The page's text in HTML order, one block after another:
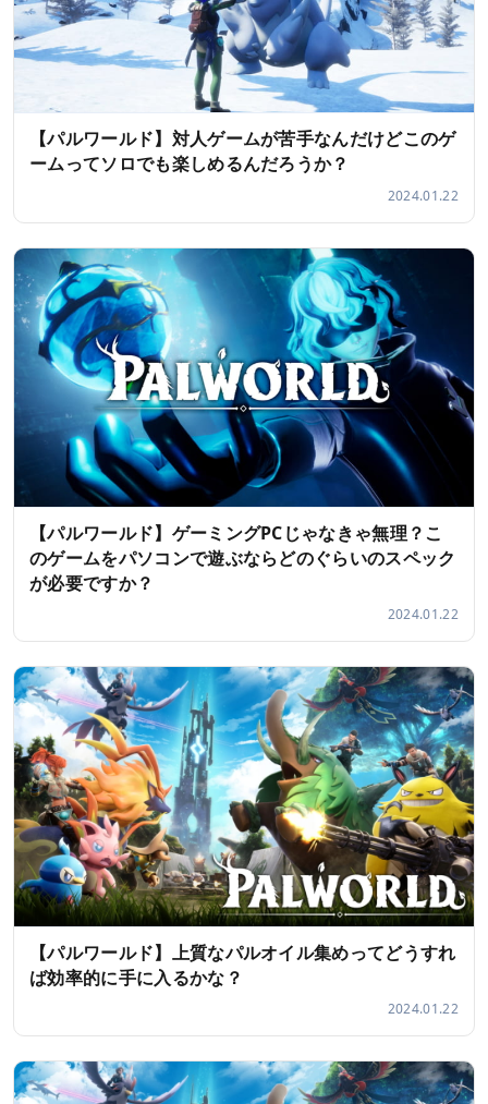
【パルワールド】対人ゲームが苦手なんだけどこのゲ
ームってソロでも楽しめるんだろうか？
2024.01.22
【パルワールド】ゲーミングPCじゃなきゃ無理？こ
のゲームをパソコンで遊ぶならどのぐらいのスペック
が必要ですか？
2024.01.22
【パルワールド】上質なパルオイル集めってどうすれ
ば効率的に手に入るかな？
2024.01.22